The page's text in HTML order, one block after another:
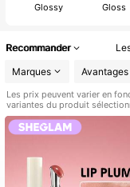
Glossy Gloss
Recommander
Marques
Avantages
Les prix peuvent varier en
variantes du produit